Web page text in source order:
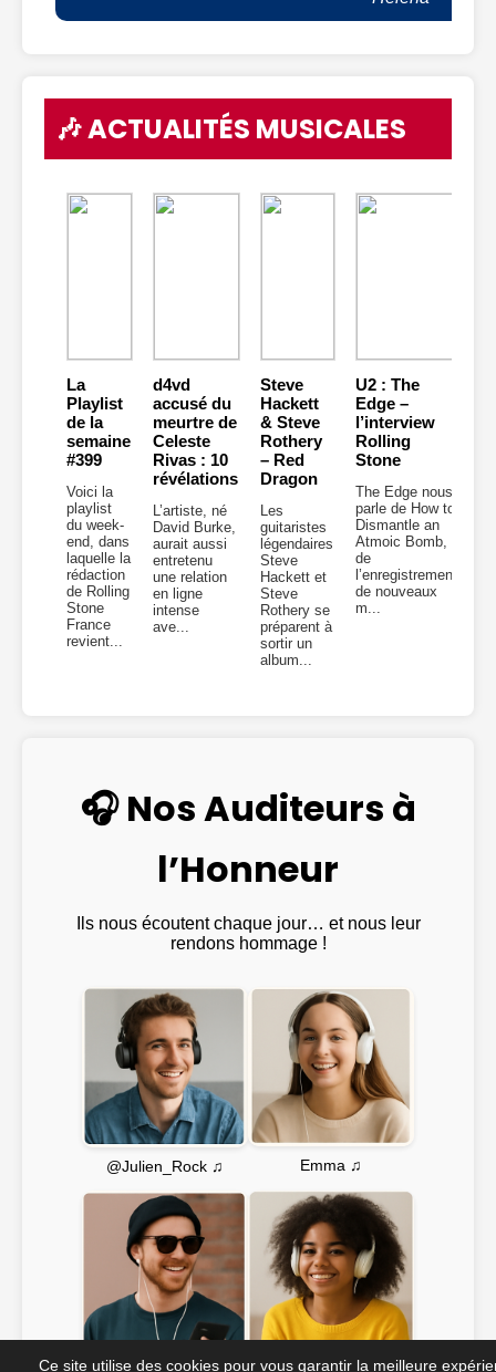
🎶 ACTUALITÉS MUSICALES
La
Playlist
de la
semaine
#399
Voici la
playlist
du week-
end, dans
laquelle la
rédaction
de Rolling
Stone
France
revient...
d4vd
accusé du
meurtre de
Celeste
Rivas : 10
révélations
L’artiste, né
David Burke,
aurait aussi
entretenu
une relation
en ligne
intense
ave...
Steve
Hackett
& Steve
Rothery
– Red
Dragon
Les
guitaristes
légendaires
Steve
Hackett et
Steve
Rothery se
préparent à
sortir un
album...
U2 : The
Edge –
l’interview
Rolling
Stone
The Edge nous
parle de How to
Dismantle an
Atmoic Bomb,
de
l’enregistrement
de nouveaux
m...
🎧 Nos Auditeurs à
l’Honneur
Ils nous écoutent chaque jour… et nous leur
rendons hommage !
@Julien_Rock ♫ Emma ♫
Ce site utilise des cookies pour vous garantir la meilleure